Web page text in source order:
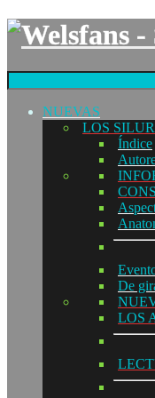
NUEVAS
LOS
Índice
De
LOS